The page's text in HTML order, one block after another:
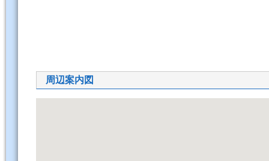
周辺案内図